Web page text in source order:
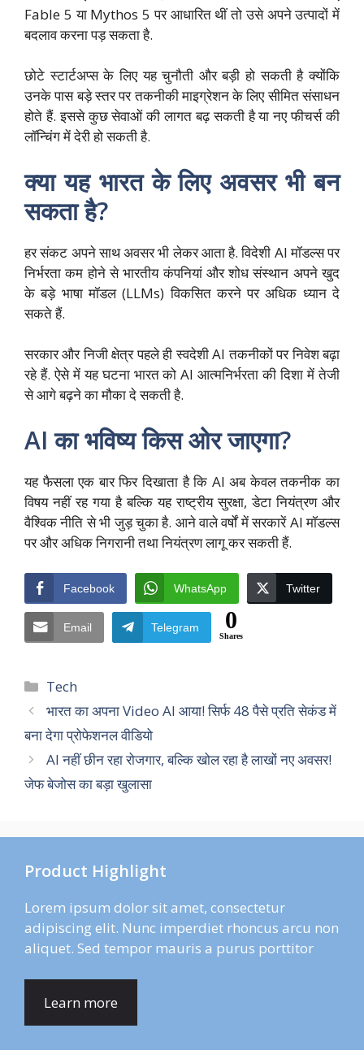
Fable 5 या Mythos 5 पर आधारित थीं तो उसे अपने उत्पादों में
बदलाव करना पड़ सकता है.
छोटे स्टार्टअप्स के लिए यह चुनौती और बड़ी हो सकती है क्योंकि
उनके पास बड़े स्तर पर तकनीकी माइग्रेशन के लिए सीमित संसाधन
होते हैं. इससे कुछ सेवाओं की लागत बढ़ सकती है या नए फीचर्स की
लॉन्चिंग में देरी हो सकती है.
क्या यह भारत के लिए अवसर भी बन
सकता है?
हर संकट अपने साथ अवसर भी लेकर आता है. विदेशी AI मॉडल्स पर
निर्भरता कम होने से भारतीय कंपनियां और शोध संस्थान अपने खुद
के बड़े भाषा मॉडल (LLMs) विकसित करने पर अधिक ध्यान दे
सकते हैं.
सरकार और निजी क्षेत्र पहले ही स्वदेशी AI तकनीकों पर निवेश बढ़ा
रहे हैं. ऐसे में यह घटना भारत को AI आत्मनिर्भरता की दिशा में तेजी
से आगे बढ़ने का मौका दे सकती है.
AI का भविष्य किस ओर जाएगा?
यह फैसला एक बार फिर दिखाता है कि AI अब केवल तकनीक का
विषय नहीं रह गया है बल्कि यह राष्ट्रीय सुरक्षा, डेटा नियंत्रण और
वैश्विक नीति से भी जुड़ चुका है. आने वाले वर्षों में सरकारें AI मॉडल्स
पर और अधिक निगरानी तथा नियंत्रण लागू कर सकती हैं.
Facebook WhatsApp Twitter
Email Telegram 0
Shares
Categories
Tech
भारत का अपना Video AI आया! सिर्फ 48 पैसे प्रति सेकंड में
बना देगा प्रोफेशनल वीडियो
AI नहीं छीन रहा रोजगार, बल्कि खोल रहा है लाखों नए अवसर!
जेफ बेजोस का बड़ा खुलासा
Product Highlight
Lorem ipsum dolor sit amet, consectetur
adipiscing elit. Nunc imperdiet rhoncus arcu non
aliquet. Sed tempor mauris a purus porttitor
Learn more